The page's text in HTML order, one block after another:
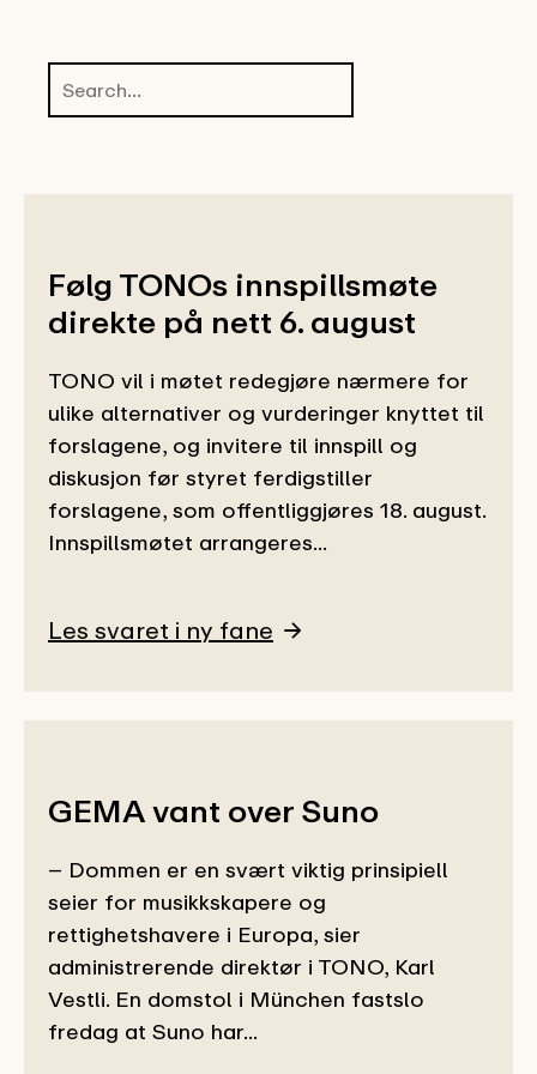
Følg TONOs innspillsmøte
direkte på nett 6. august
TONO vil i møtet redegjøre nærmere for
ulike alternativer og vurderinger knyttet til
forslagene, og invitere til innspill og
diskusjon før styret ferdigstiller
forslagene, som offentliggjøres 18. august.
Innspillsmøtet arrangeres...
Les svaret i ny fane
GEMA vant over Suno
– Dommen er en svært viktig prinsipiell
seier for musikkskapere og
rettighetshavere i Europa, sier
administrerende direktør i TONO, Karl
Vestli. En domstol i München fastslo
fredag at Suno har...